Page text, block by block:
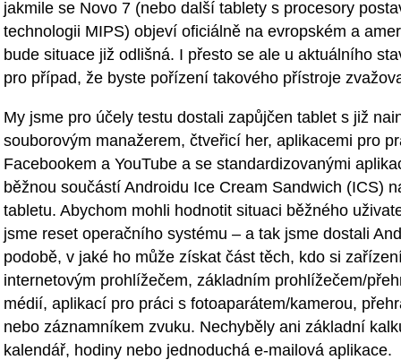
jakmile se Novo 7 (nebo další tablety s procesory
technologii MIPS) objeví oficiálně na evropském a
bude situace již odlišná. I přesto se ale u aktuálního
pro případ, že byste pořízení takového přístroje
My jsme pro účely testu dostali zapůjčen tablet s již
souborovým manažerem, čtveřicí her, aplikacemi pro
Facebookem a YouTube a se standardizovanými
běžnou součástí Androidu Ice Cream Sandwich (ICS)
tabletu. Abychom mohli hodnotit situaci běžného
jsme reset operačního systému – a tak jsme dostali
podobě, v jaké ho může získat část těch, kdo si
internetovým prohlížečem, základním prohlížečem/
médií, aplikací pro práci s fotoaparátem/kamerou,
nebo záznamníkem zvuku. Nechyběly ani základní
kalendář, hodiny nebo jednoduchá e-mailová aplikace.